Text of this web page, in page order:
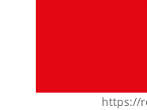
https://